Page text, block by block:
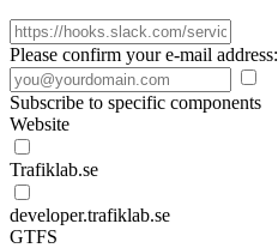
Please confirm your e-mail address:
Subscribe to specific components
Website
Trafiklab.se
developer.trafiklab.se
GTFS